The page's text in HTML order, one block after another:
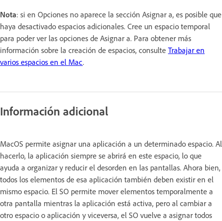
Nota: si en Opciones no aparece la sección Asignar a, es posible que
haya desactivado espacios adicionales. Cree un espacio temporal
para poder ver las opciones de Asignar a. Para obtener más
información sobre la creación de espacios, consulte Trabajar en
varios espacios en el Mac.
Información adicional
MacOS permite asignar una aplicación a un determinado espacio. Al
hacerlo, la aplicación siempre se abrirá en este espacio, lo que
ayuda a organizar y reducir el desorden en las pantallas. Ahora bien,
todos los elementos de esa aplicación también deben existir en el
mismo espacio. El SO permite mover elementos temporalmente a
otra pantalla mientras la aplicación está activa, pero al cambiar a
otro espacio o aplicación y viceversa, el SO vuelve a asignar todos